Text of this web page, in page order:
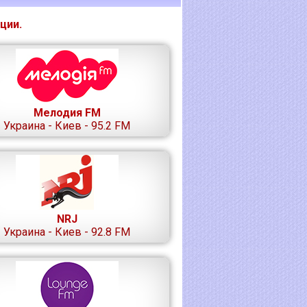
Мелодия FM
Украина - Киев - 95.2 FM
NRJ
Украина - Киев - 92.8 FM